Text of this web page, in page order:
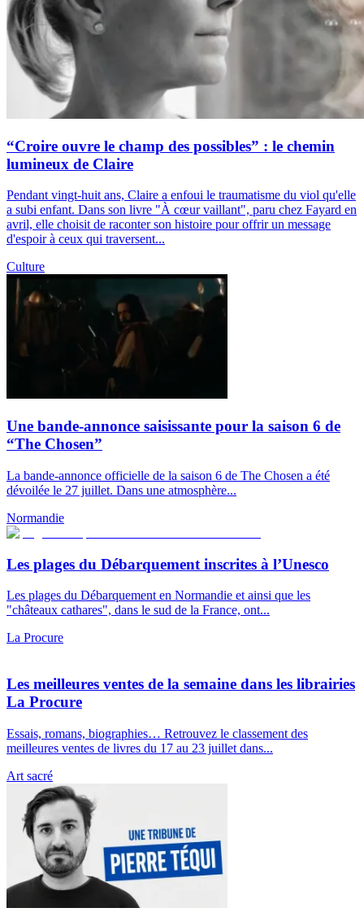
“Croire ouvre le champ des possibles” : le chemin
lumineux de Claire
Pendant vingt-huit ans, Claire a enfoui le traumatisme du viol qu'elle
a subi enfant. Dans son livre "À cœur vaillant", paru chez Fayard en
avril, elle choisit de raconter son histoire pour offrir un message
d'espoir à ceux qui traversent...
Culture
Une bande-annonce saisissante pour la saison 6 de
“The Chosen”
La bande-annonce officielle de la saison 6 de The Chosen a été
dévoilée le 27 juillet. Dans une atmosphère...
Normandie
Les plages du Débarquement inscrites à l’Unesco
Les plages du Débarquement en Normandie et ainsi que les
"châteaux cathares", dans le sud de la France, ont...
La Procure
Les meilleures ventes de la semaine dans les librairies
La Procure
Essais, romans, biographies… Retrouvez le classement des
meilleures ventes de livres du 17 au 23 juillet dans...
Art sacré